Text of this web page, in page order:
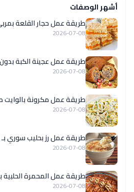
أشهر الوصفات
طريقة عمل حجار القلعة
2026-07-08
طريقة عمل عجينة الكبة
2026-07-08
طريقة عمل مكرونة
2026-07-08
طريقة عمل رز بحليب سوري بـ 5 مكونات
2026-07-08
طريقة عمل المحمرة الحلبية
2026-07-08